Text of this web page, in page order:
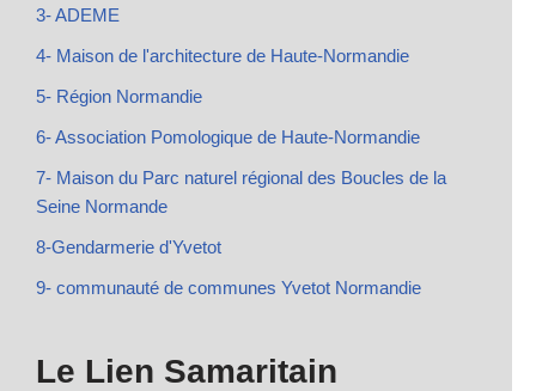
3- ADEME
4- Maison de l'architecture de Haute-Normandie
5- Région Normandie
6- Association Pomologique de Haute-Normandie
7- Maison du Parc naturel régional des Boucles de la
Seine Normande
8-Gendarmerie d'Yvetot
9- communauté de communes Yvetot Normandie
Le Lien Samaritain